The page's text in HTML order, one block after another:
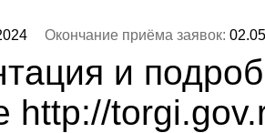
Окончание приёма заявок:
и
http://